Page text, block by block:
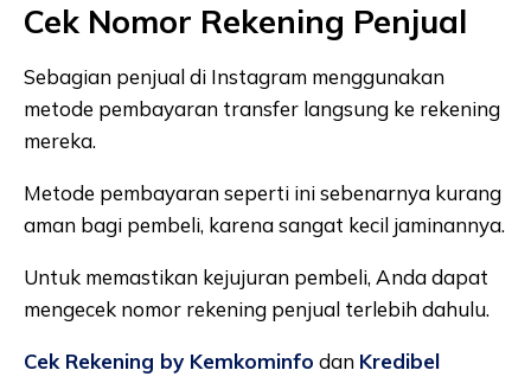
Cek Nomor Rekening Penjual
Sebagian penjual di Instagram menggunakan
metode pembayaran transfer langsung ke rekening
mereka.
Metode pembayaran seperti ini sebenarnya kurang
aman bagi pembeli, karena sangat kecil jaminannya.
Untuk memastikan kejujuran pembeli, Anda dapat
mengecek nomor rekening penjual terlebih dahulu.
Cek Rekening by Kemkominfo dan Kredibel